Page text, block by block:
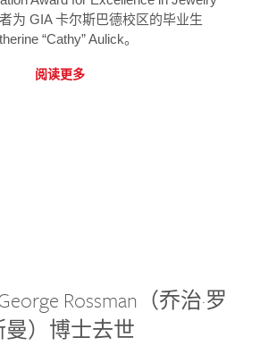
为 GIA 卡尔斯巴德校区的毕业生
“Cathy” Aulick。
阅读更多
Rossman（乔治·罗
曼）博士去世